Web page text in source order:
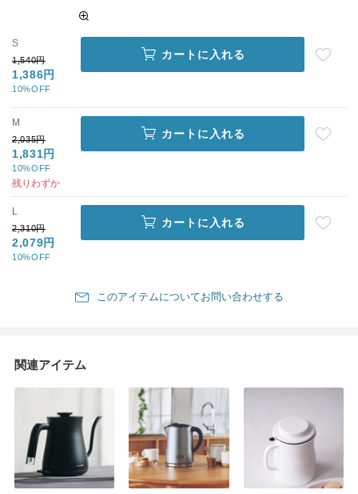
S
1,540円
1,386円
10%OFF
カートに入れる
M
2,035円
1,831円
10%OFF
残りわずか
カートに入れる
L
2,310円
2,079円
10%OFF
カートに入れる
このアイテムについてお問い合わせする
関連アイテム